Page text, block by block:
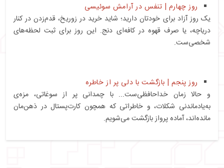
روز چهارم | تنفس در آرامش سوئیسی
یک روز آزاد برای خودتان دارید؛ شاید خرید در زوریخ، قدم‌زدن در کنار
دریاچه، یا صرف قهوه در کافه‌ای دنج. این روز برای ثبت لحظه‌های
شخصی‌ست.
روز پنجم | بازگشت با دلی پر از خاطره
و حالا زمان خداحافظی‌ست... با چمدانی پر از سوغاتی، مزه‌ی
به‌یادماندنی شکلات، و خاطراتی که همچون کارت‌پستال در ذهن‌مان
مانده‌اند، آماده پرواز بازگشت می‌شویم.